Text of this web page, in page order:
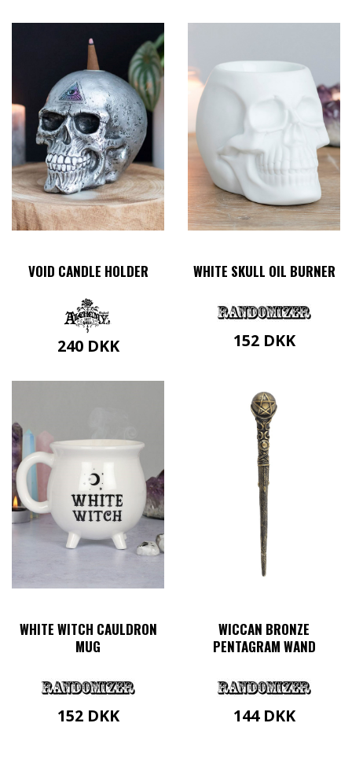
VOID CANDLE HOLDER
240 DKK
WHITE SKULL OIL BURNER
152 DKK
WHITE WITCH CAULDRON
MUG
152 DKK
WICCAN BRONZE
PENTAGRAM WAND
144 DKK